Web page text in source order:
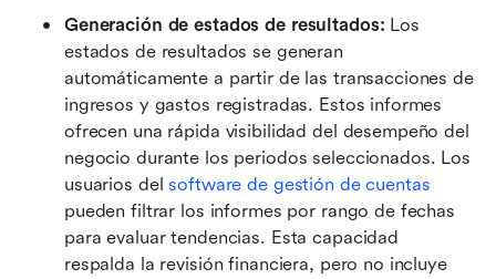
Generación de estados de resultados: Los
estados de resultados se generan
automáticamente a partir de las transacciones de
ingresos y gastos registradas. Estos informes
ofrecen una rápida visibilidad del desempeño del
negocio durante los periodos seleccionados. Los
usuarios del software de gestión de cuentas
pueden filtrar los informes por rango de fechas
para evaluar tendencias. Esta capacidad
respalda la revisión financiera, pero no incluye